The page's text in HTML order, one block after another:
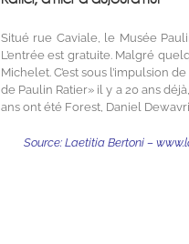
Situé rue Caviale, le Musée
L’entrée est gratuite. Malgré
Michelet. C’est sous l’impulsion
de Paulin Ratier» il y a 20 ans
ans ont été Forest, Daniel
Source: Laetitia Bertoni –